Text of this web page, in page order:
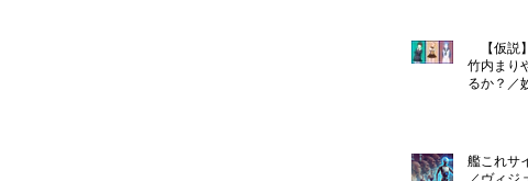
【仮説
竹内まり
るか？／
艦これサ